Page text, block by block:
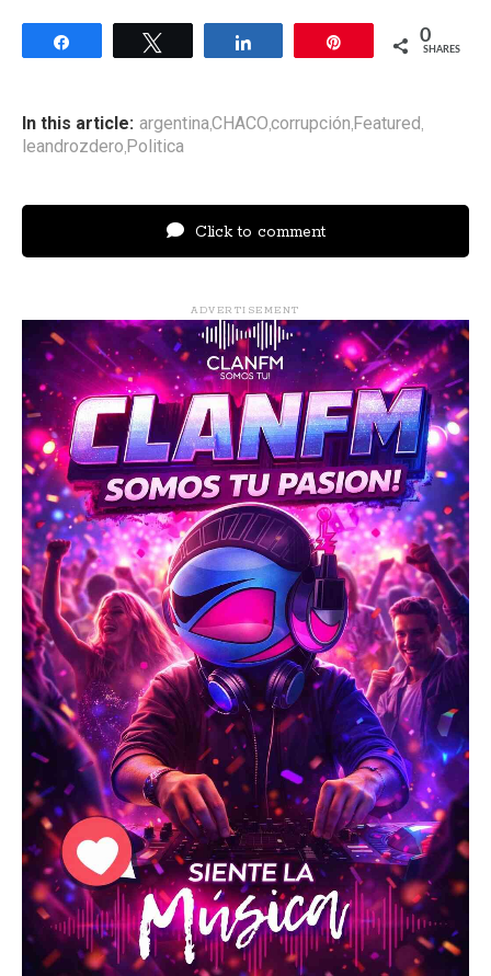
0
SHARES
In this article: argentina,CHACO,corrupción,Featured,
leandrozdero,Politica
Click to comment
ADVERTISEMENT